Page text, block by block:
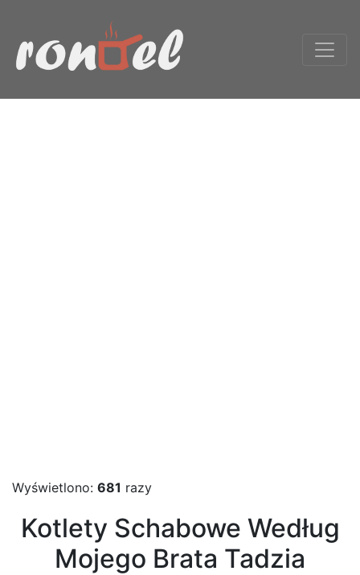
Wyświetlono: 681 razy
Kotlety Schabowe Według
Mojego Brata Tadzia